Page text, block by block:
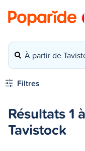
À partir de
Filtres
Résultats 1
Tavistock